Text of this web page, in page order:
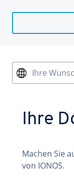
Ihre
Ihre
Machen Sie
von IONOS.